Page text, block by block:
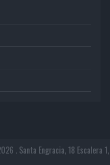
. Santa Engracia, 18 Escalera